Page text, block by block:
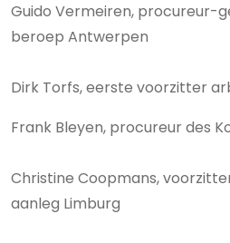
Guido Vermeiren, procureur-
beroep Antwerpen
Dirk Torfs, eerste voorzitter
Frank Bleyen, procureur des
Christine Coopmans,
aanleg Limburg